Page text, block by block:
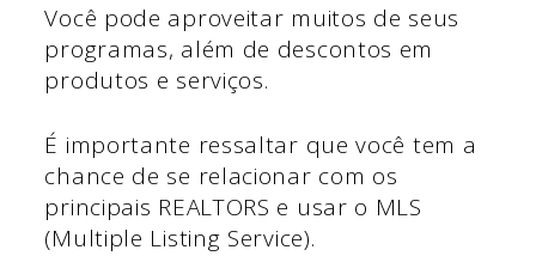
Você pode aproveitar muitos de seus
programas, além de descontos em
produtos e serviços.
É importante ressaltar que você tem a
chance de se relacionar com os
principais REALTORS e usar o MLS
(Multiple Listing Service).